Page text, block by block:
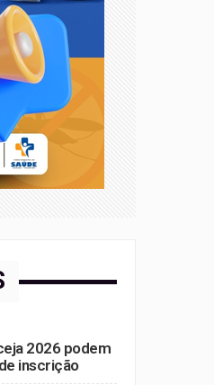
2026 podem
inscrição